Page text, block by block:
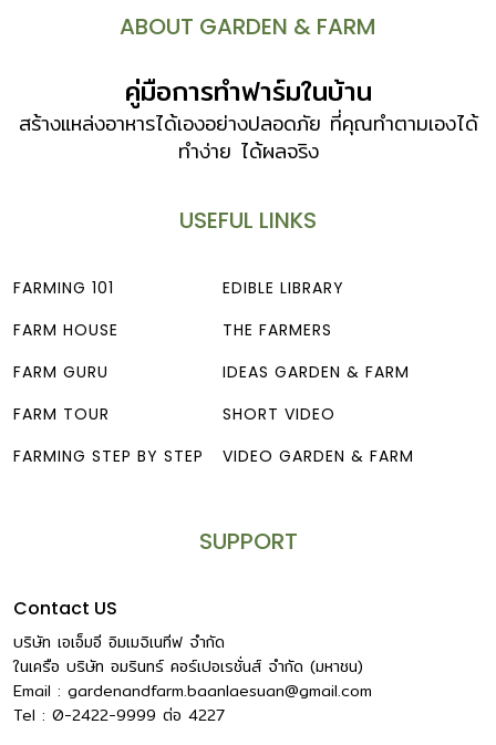
ABOUT GARDEN & FARM
คู่มือการทำฟาร์มในบ้าน
สร้างแหล่งอาหารได้เองอย่างปลอดภัย ที่คุณทำตามเองได้
ทำง่าย ได้ผลจริง
USEFUL LINKS
FARMING 101
FARM HOUSE
FARM GURU
FARM TOUR
FARMING STEP BY STEP
EDIBLE LIBRARY
THE FARMERS
IDEAS GARDEN & FARM
SHORT VIDEO
VIDEO GARDEN & FARM
SUPPORT
Contact US
บริษัท เอเอ็มอี อิมเมจิเนทีฟ จำกัด
ในเครือ บริษัท อมรินทร์ คอร์เปอเรชั่นส์ จำกัด (มหาชน)
Email : gardenandfarm.baanlaesuan@gmail.com
Tel : 0-2422-9999 ต่อ 4227